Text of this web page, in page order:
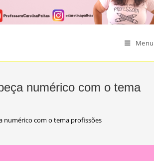
Menu
numérico com o tema
numérico com o tema profissões